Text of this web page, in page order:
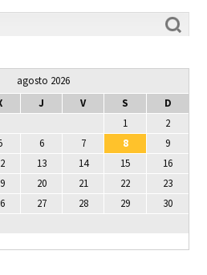
agosto 2026
J V S
D
1
2
6 7 8
9
13 14 15
16
20 21 22
23
27 28 29
30